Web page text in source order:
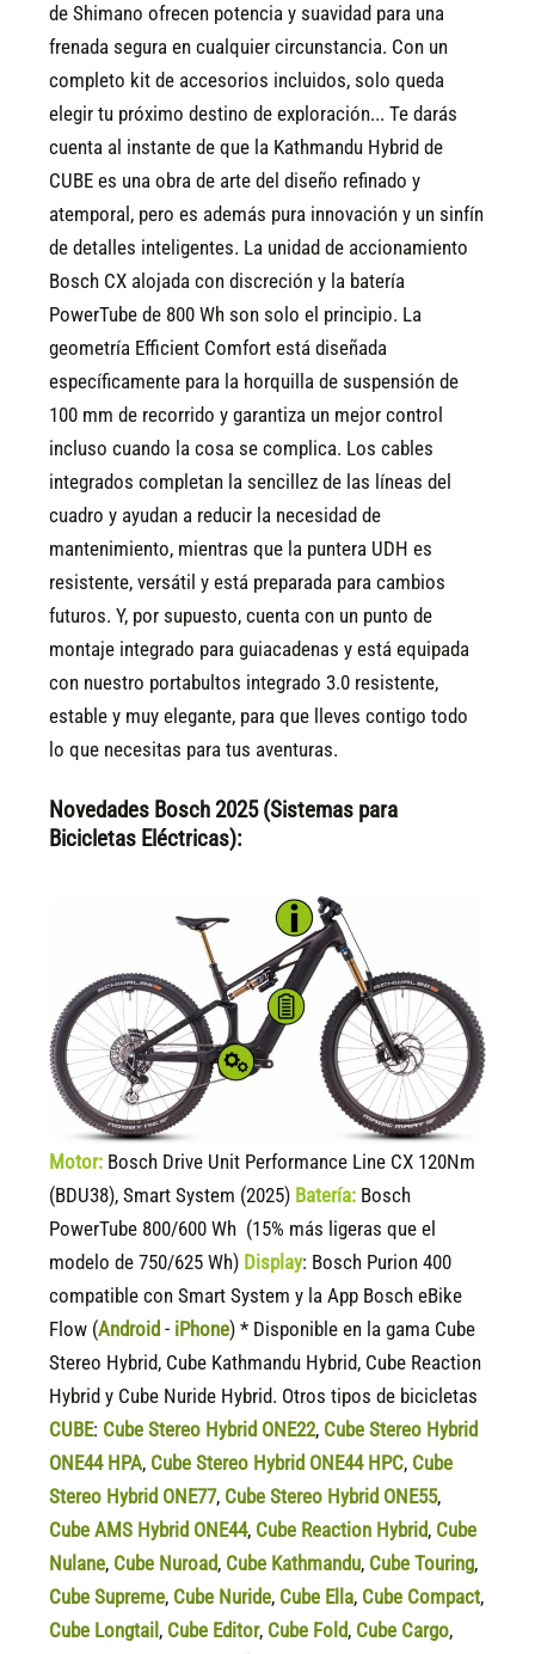
de Shimano ofrecen potencia y suavidad para una
frenada segura en cualquier circunstancia. Con un
completo kit de accesorios incluidos, solo queda
elegir tu próximo destino de exploración... Te darás
cuenta al instante de que la Kathmandu Hybrid de
CUBE es una obra de arte del diseño refinado y
atemporal, pero es además pura innovación y un sinfín
de detalles inteligentes. La unidad de accionamiento
Bosch CX alojada con discreción y la batería
PowerTube de 800 Wh son solo el principio. La
geometría Efficient Comfort está diseñada
específicamente para la horquilla de suspensión de
100 mm de recorrido y garantiza un mejor control
incluso cuando la cosa se complica. Los cables
integrados completan la sencillez de las líneas del
cuadro y ayudan a reducir la necesidad de
mantenimiento, mientras que la puntera UDH es
resistente, versátil y está preparada para cambios
futuros. Y, por supuesto, cuenta con un punto de
montaje integrado para guiacadenas y está equipada
con nuestro portabultos integrado 3.0 resistente,
estable y muy elegante, para que lleves contigo todo
lo que necesitas para tus aventuras.
Novedades Bosch 2025 (Sistemas para
Bicicletas Eléctricas):
Motor: Bosch Drive Unit Performance Line CX 120Nm
(BDU38), Smart System (2025) Batería: Bosch
PowerTube 800/600 Wh (15% más ligeras que el
modelo de 750/625 Wh) Display: Bosch Purion 400
compatible con Smart System y la App Bosch eBike
Flow (Android - iPhone) * Disponible en la gama Cube
Stereo Hybrid, Cube Kathmandu Hybrid, Cube Reaction
Hybrid y Cube Nuride Hybrid. Otros tipos de bicicletas
CUBE: Cube Stereo Hybrid ONE22, Cube Stereo Hybrid
ONE44 HPA, Cube Stereo Hybrid ONE44 HPC, Cube
Stereo Hybrid ONE77, Cube Stereo Hybrid ONE55,
Cube AMS Hybrid ONE44, Cube Reaction Hybrid, Cube
Nulane, Cube Nuroad, Cube Kathmandu, Cube Touring,
Cube Supreme, Cube Nuride, Cube Ella, Cube Compact,
Cube Longtail , Cube Editor, Cube Fold, Cube Cargo,